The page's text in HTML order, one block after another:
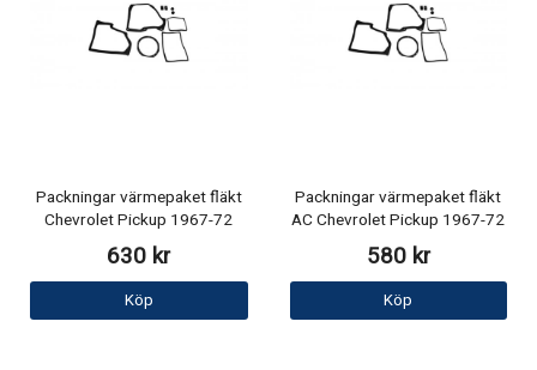
Packningar värmepaket fläkt
Chevrolet Pickup 1967-72
630 kr
Köp
Packningar värmepaket fläkt
AC Chevrolet Pickup 1967-72
580 kr
Köp